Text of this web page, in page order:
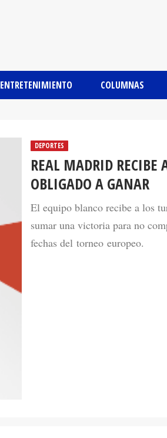
ENTRETENIMIENTO COLUMNAS
DEPORTES
REAL MADRID RECIBE
OBLIGADO A GANAR
El equipo blanco recibe a los
sumar una victoria para no
fechas del torneo europeo.